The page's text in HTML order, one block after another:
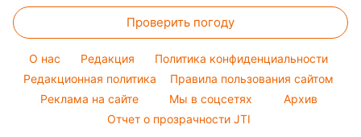
Новости Одессы
Новости Черкассы
Кейт Миддлтон
Максим Галкин
Настя Каменских
Виталий Козловский
Погода на сегодня
Погода на завтра
Пылевая буря
Окрашивание волос
Красивый маникюр
Модные ошибки
Новости моды
Советы от Андре Тана
Проверить погоду
O нас Редакция
Политика конфиденциальности
Редакционная политика
Правила пользования сайтом
Реклама на сайте
Мы в соцсетях
Архив
Отчет о прозрачности JTI